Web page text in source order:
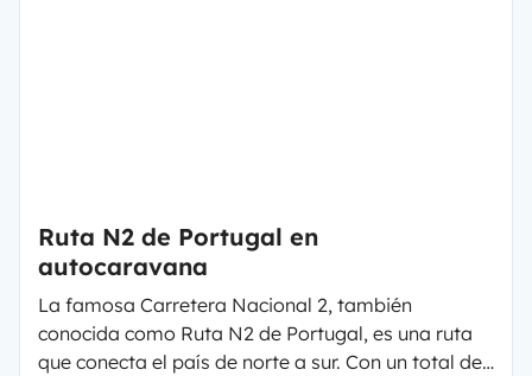
Ruta N2 de Portugal en
autocaravana
La famosa Carretera Nacional 2, también
conocida como Ruta N2 de Portugal, es una ruta
que conecta el país de norte a sur. Con un total de